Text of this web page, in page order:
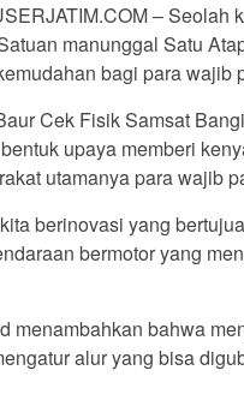
– Seolah
manunggal Satu
bagi para wajib
Cek Fisik Samsat
upaya memberi
utamanya para wajib
berinovasi yang
bermotor yang
menambahkan bahwa
alur yang bisa